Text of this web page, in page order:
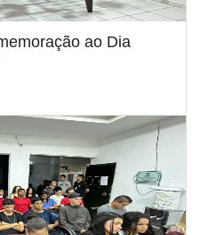
ao Dia